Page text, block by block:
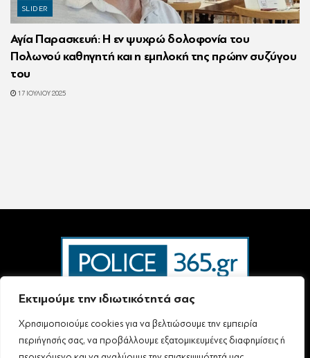
Εκτιμούμε την ιδιωτικότητά σας
Χρησιμοποιούμε cookies για να βελτιώσουμε την εμπειρία
περιήγησής σας, να προβάλλουμε εξατομικευμένες διαφημίσεις ή
SLIDER
Αγία Παρασκευή: Η εν ψυχρώ δολοφονία του
Πολωνού καθηγητή και η εμπλοκή της πρώην συζύγου
του
17 ΙΟΥΛΊΟΥ 2025
Ταυτότητα – Επικοινωνία
Όροι Χρήσης
Πολιτική Απορρήτου & Προστασίας Προσωπικών Δεδομένων
Δήλωση συμμόρφωσης με τη σύσταση (ΕΕ) 2018/334 L63